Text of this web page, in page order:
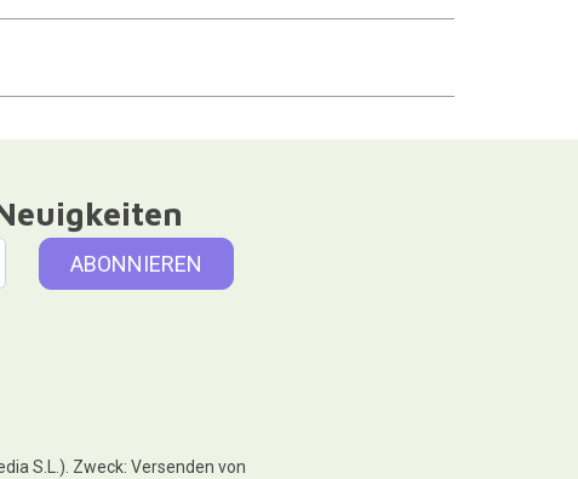
S.L.). Zweck: Versenden von